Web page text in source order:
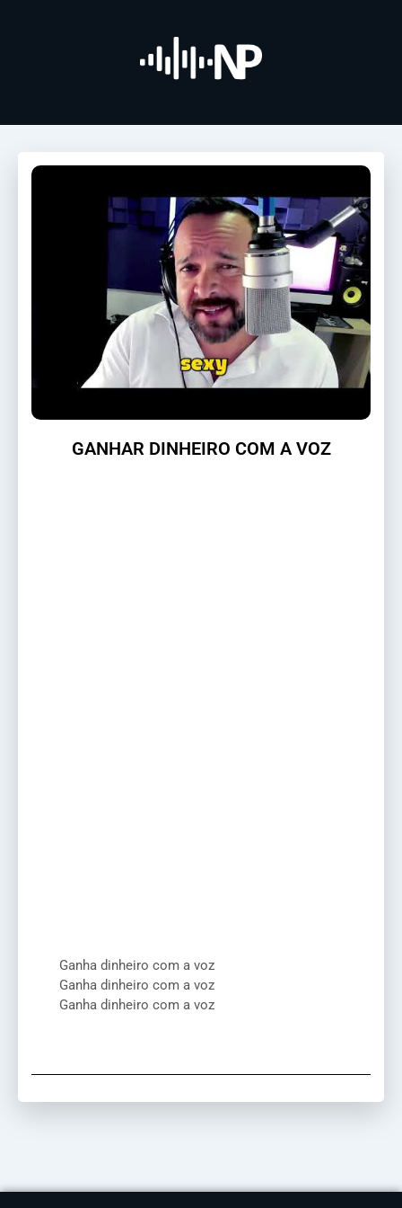
GANHAR DINHEIRO COM A VOZ
Ganha dinheiro com a voz
Ganha dinheiro com a voz
Ganha dinheiro com a voz